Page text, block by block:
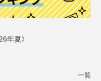
年夏》
一覧